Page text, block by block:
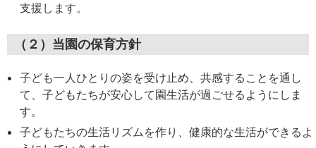
支援します。
（２）当園の保育方針
子ども一人ひとりの姿を受け止め、共感することを通し
て、子どもたちが安心して園生活が過ごせるようにしま
す。
子どもたちの生活リズムを作り、健康的な生活ができるよ